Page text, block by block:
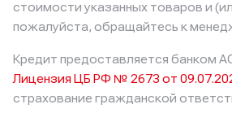
стоимости указанных товаров и
пожалуйста, обращайтесь к
Кредит предоставляется банком
Лицензия ЦБ РФ № 2673 от
страхование гражданской